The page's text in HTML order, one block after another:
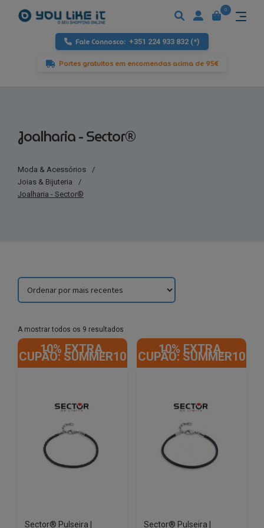
Fale Connosco: +351 224 933 832 (*)
Portes gratuitos em encomendas acima de 95€
0
Joalharia - Sector®
Moda & Acessórios
/
Joias & Bijuteria
/
Joalharia - Sector®
A mostrar todos os 9 resultados
by
latest
10% EXTRA,
CUPÃO: SUMMER10
Sector® Pulseira |
10% EXTRA,
CUPÃO: SUMMER10
Sector® Pulseira |